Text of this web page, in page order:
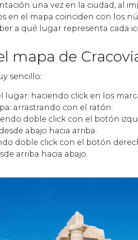
una vez en la ciudad, al
en el mapa coinciden con los
a qué lugar representa cada
mapa de
sencillo:
lugar: haciendo click en los
arrastrando con el ratón.
doble click con el botón
abajo hacia arriba.
doble click con el botón
arriba hacia abajo.